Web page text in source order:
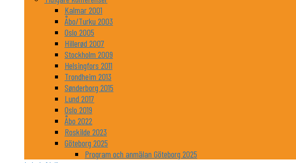
Kalmar 2001
Åbo/Turku 2003
Oslo 2005
Hillerød 2007
Stockholm 2009
Helsingfors 2011
Trondheim 2013
Sønderborg 2015
Lund 2017
Oslo 2019
Åbo 2022
Roskilde 2023
Göteborg 2025
Program och anmälan Göteborg 2025